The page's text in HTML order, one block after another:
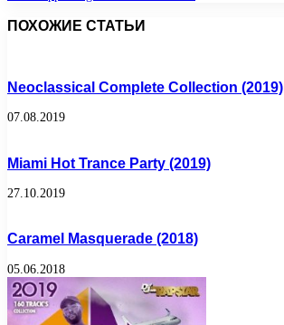
ПОХОЖИЕ СТАТЬИ
Neoclassical Complete Collection (2019)
07.08.2019
Miami Hot Trance Party (2019)
27.10.2019
Caramel Masquerade (2018)
05.06.2018